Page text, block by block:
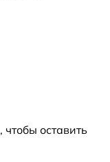
, чтобы оставить